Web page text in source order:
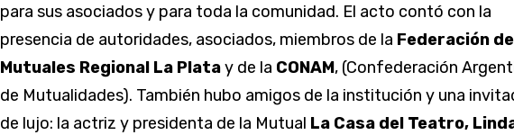
para sus asociados y para toda la comunidad. El acto contó con la
presencia de autoridades, asociados, miembros de la Federación de
Mutuales Regional La Platay de la CONAM, (Confederación
de Mutualidades). También hubo amigos de la institución y una
de lujo: la actriz y presidenta de la Mutual La Casa del Teatro,